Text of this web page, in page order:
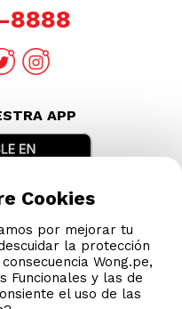
8888
APP
Cookies
por mejorar tu
la protección
Wong.pe,
Funcionales y las de
el uso de las